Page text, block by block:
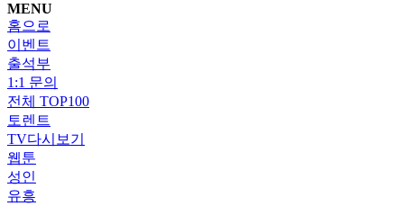
MENU
홈으로
이벤트
출석부
1:1 문의
전체 TOP100
토렌트
TV다시보기
웹툰
성인
유흥